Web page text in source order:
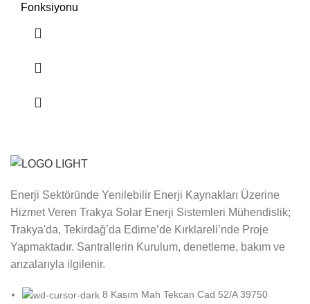
Fonksiyonu
Enerji Sektöründe Yenilebilir Enerji Kaynakları Üzerine
Hizmet Veren Trakya Solar Enerji Sistemleri Mühendislik;
Trakya'da, Tekirdağ’da Edirne’de Kırklareli’nde Proje
Yapmaktadır. Santrallerin Kurulum, denetleme, bakım ve
arızalarıyla ilgilenir.
8 Kasım Mah Tekcan Cad 52/A 39750